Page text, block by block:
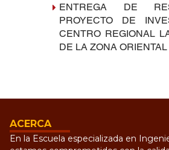
ENTREGA DE
PROYECTO DE
CENTRO REGIONAL
DE LA ZONA ORIENTAL
ACERCA
En la Escuela especializada en